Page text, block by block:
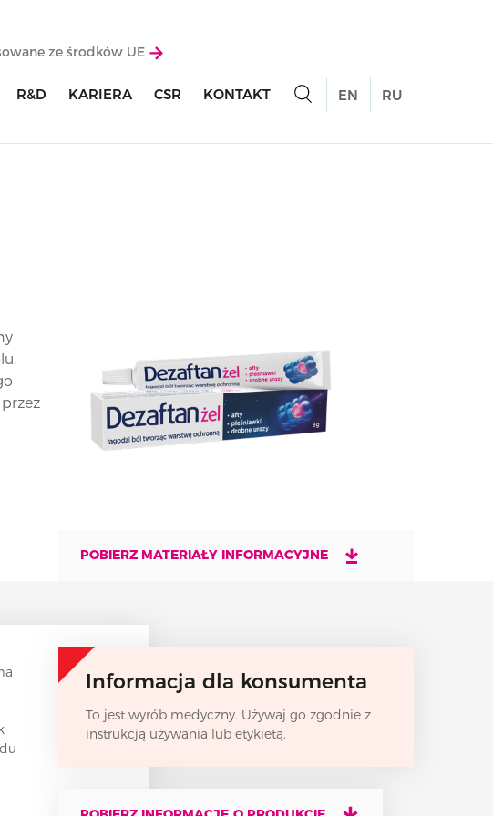
ze środków UE
R&D KARIERA CSR KONTAKT EN RU
POBIERZ MATERIAŁY INFORMACYJNE
Informacja dla konsumenta
To jest wyrób medyczny. Używaj go zgodnie z
instrukcją używania lub etykietą.